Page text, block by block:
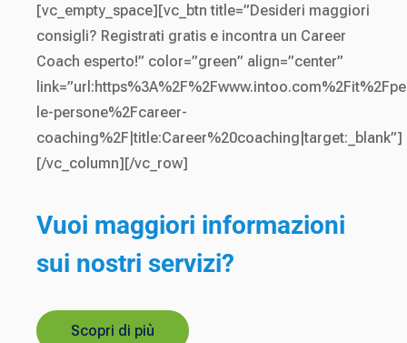
[vc_empty_space][vc_btn title=”Desideri maggiori
consigli? Registrati gratis e incontra un Career
Coach esperto!” color=”green” align=”center”
le-persone%2Fcareer-
coaching%2F|title:Career%20coaching|target:_blank”]
[/vc_column][/vc_row]
Vuoi maggiori informazioni
sui nostri servizi?
Scopri di più